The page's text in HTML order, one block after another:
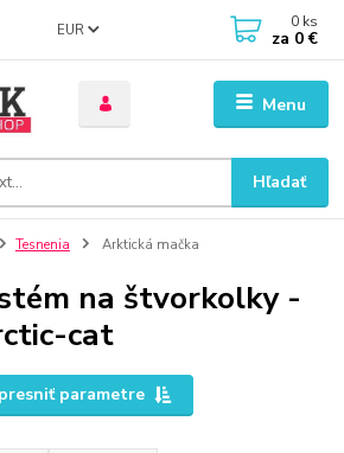
Menu
EUR
Hľadať
0 ks
za 0 €
Tesnenia Arktická mačka
na štvorkolky -
cat
parametre